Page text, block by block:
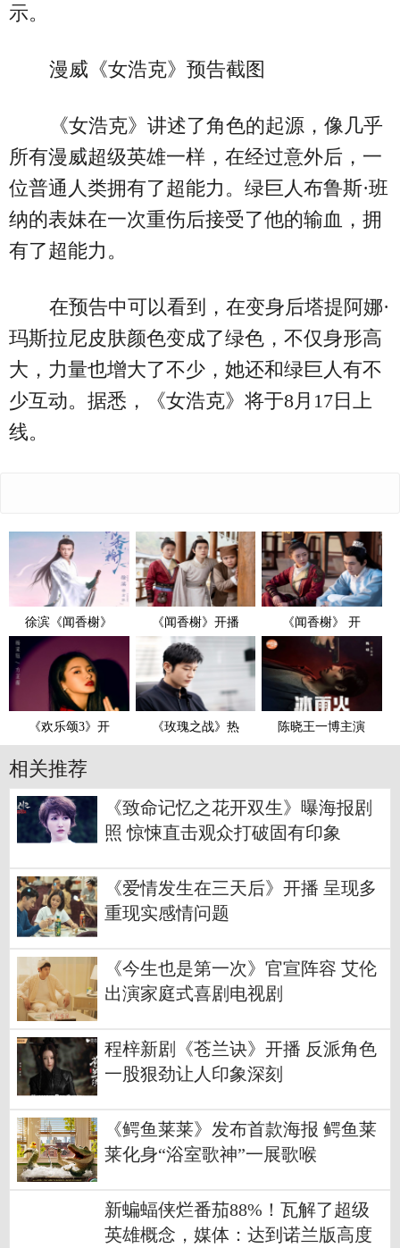
示。
漫威《女浩克》预告截图
《女浩克》讲述了角色的起源，像几乎
所有漫威超级英雄一样，在经过意外后，一
位普通人类拥有了超能力。绿巨人布鲁斯·班
纳的表妹在一次重伤后接受了他的输血，拥
有了超能力。
在预告中可以看到，在变身后塔提阿娜·
玛斯拉尼皮肤颜色变成了绿色，不仅身形高
大，力量也增大了不少，她还和绿巨人有不
少互动。据悉，《女浩克》将于8月17日上
线。
徐滨《闻香榭》 《闻香榭》开播 《闻香榭》 开
《欢乐颂3》开 《玫瑰之战》热 陈晓王一博主演
相关推荐
《致命记忆之花开双生》曝海报剧
照 惊悚直击观众打破固有印象
《爱情发生在三天后》开播 呈现多
重现实感情问题
《今生也是第一次》官宣阵容 艾伦
出演家庭式喜剧电视剧
程梓新剧《苍兰诀》开播 反派角色
一股狠劲让人印象深刻
《鳄鱼莱莱》发布首款海报 鳄鱼莱
莱化身“浴室歌神”一展歌喉
新蝙蝠侠烂番茄88%！瓦解了超级
英雄概念，媒体：达到诺兰版高度